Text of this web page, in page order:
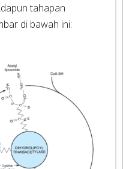
tahapan
di bawah ini: